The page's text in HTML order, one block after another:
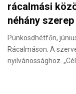
rácalmási
néhány
Pünkösdhétfőn,
Rácalmáson. A
nyilvánossághoz.